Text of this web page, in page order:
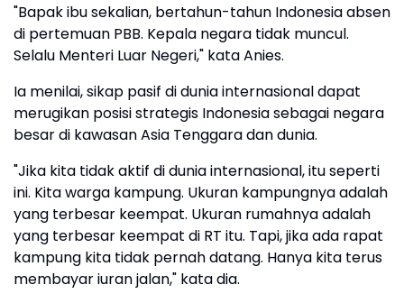
"Bapak ibu sekalian, bertahun-tahun Indonesia absen
di pertemuan PBB. Kepala negara tidak muncul.
Selalu Menteri Luar Negeri," kata Anies.
Ia menilai, sikap pasif di dunia internasional dapat
merugikan posisi strategis Indonesia sebagai negara
besar di kawasan Asia Tenggara dan dunia.
"Jika kita tidak aktif di dunia internasional, itu seperti
ini. Kita warga kampung. Ukuran kampungnya adalah
yang terbesar keempat. Ukuran rumahnya adalah
yang terbesar keempat di RT itu. Tapi, jika ada rapat
kampung kita tidak pernah datang. Hanya kita terus
membayar iuran jalan," kata dia.